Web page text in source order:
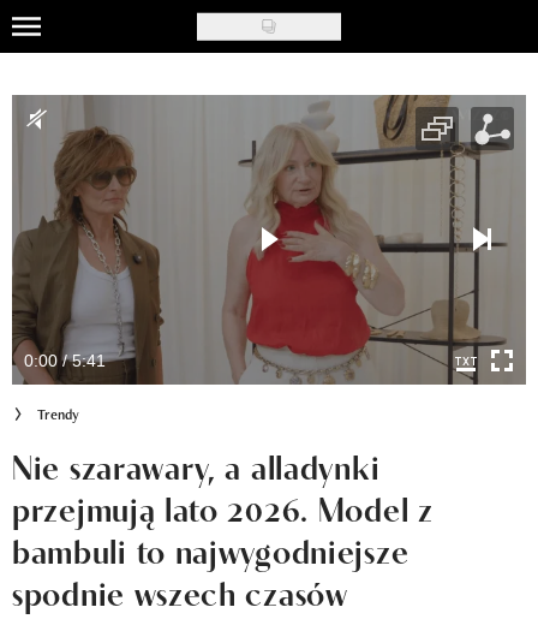
Skip
to
main
content
Moda
Ślub i wesele
Styl życia
Nasze akcje
Inspiracje
Newsy
Newsletter
Wizaz Summer Influ School
0:00 / 5:41
Trendy
Nie szarawary, a alladynki
przejmują lato 2026. Model z
bambuli to najwygodniejsze
spodnie wszech czasów